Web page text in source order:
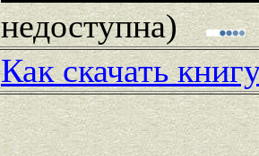
недоступна)
Как скачать